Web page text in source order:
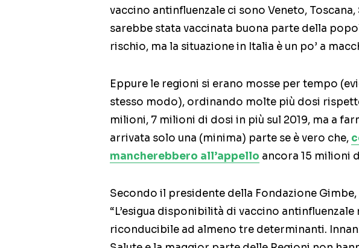
vaccino antinfluenzale ci sono Veneto,
sarebbe stata vaccinata buona parte della
rischio, ma la situazione in Italia è un po’ a
Eppure le regioni si erano mosse per tempo
stesso modo), ordinando molte più dosi
milioni, 7 milioni di dosi in più sul 2019, ma a
arrivata solo una (minima) parte se è vero che,
mancherebbero all’appello ancora 15 milioni
Secondo il presidente della Fondazione
“L’esigua disponibilità di vaccino antinfluenzale
riconducibile ad almeno tre determinanti.